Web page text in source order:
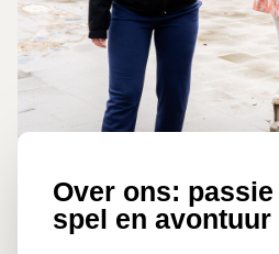
Over ons:
spel en avontuur